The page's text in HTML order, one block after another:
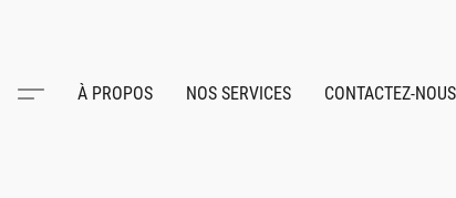
À PROPOS NOS SERVICES CONTACTEZ-NOUS